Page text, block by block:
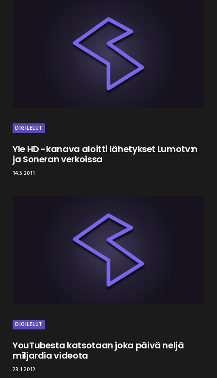
DIGILELUT
Yle HD -kanava aloitti lähetykset Lumotv:n
ja Soneran verkoissa
14.5.2011
DIGILELUT
YouTubesta katsotaan joka päivä neljä
miljardia videota
23.1.2012